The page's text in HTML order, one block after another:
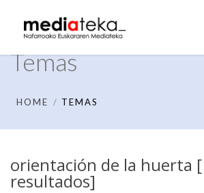
Temas
HOME TEMAS
orientación de la huerta
resultados]